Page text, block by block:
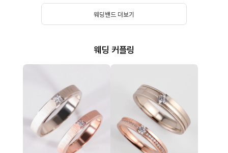
웨딩밴드 더보기
웨딩 커플링